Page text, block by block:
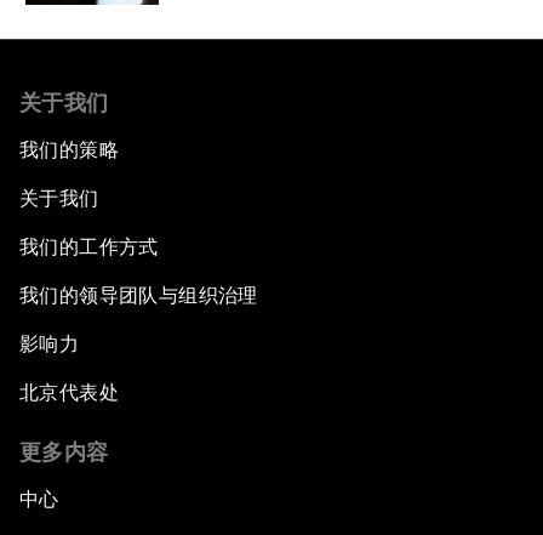
关于我们
我们的策略
关于我们
我们的工作方式
我们的领导团队与组织治理
影响力
北京代表处
更多内容
中心